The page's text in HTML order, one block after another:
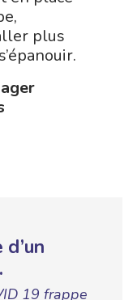
plus
19 frappe